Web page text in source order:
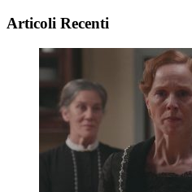
Articoli Recenti